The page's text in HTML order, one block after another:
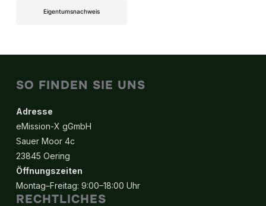
Eigentumsnachweis
SO FINDEN SIE UNS
Adresse
eMission-X gGmbH
Sauer Moor 4c
23845 Oering
Öffnungszeiten
Montag–Freitag: 9:00–18:00 Uhr
RECHTLICHES